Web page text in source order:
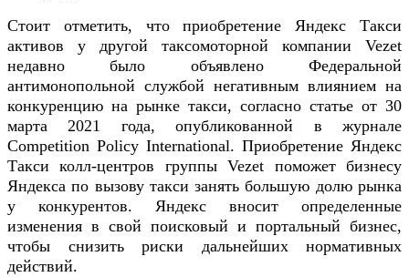
Стоит отметить, что приобретение Яндекс Такси
активов у другой таксомоторной компании Vezet
недавно было объявлено Федеральной
антимонопольной службой негативным влиянием на
конкуренцию на рынке такси, согласно статье от 30
марта 2021 года, опубликованной в журнале
Competition Policy International. Приобретение Яндекс
Такси колл-центров группы Vezet поможет бизнесу
Яндекса по вызову такси занять большую долю рынка
у конкурентов. Яндекс вносит определенные
изменения в свой поисковый и портальный бизнес,
чтобы снизить риски дальнейших нормативных
действий.